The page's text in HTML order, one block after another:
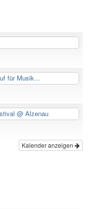
für Musik...
@ Alzenau
Kalender anzeigen